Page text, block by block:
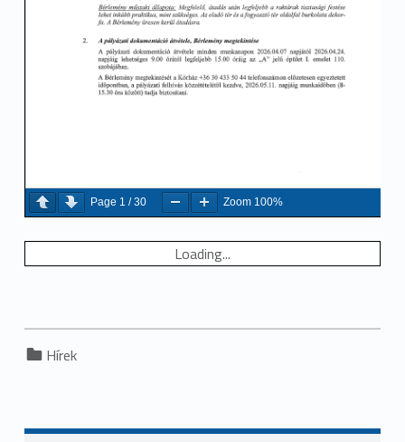
Page 1 /30 Zoom 100%
Loading...
Categorized in:
Hírek